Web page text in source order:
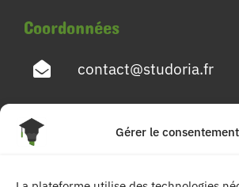
Gérer le consentement
Coordonnées
contact@studoria.fr
4 Rue Georges Pompidou